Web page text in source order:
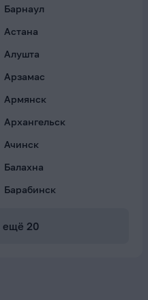
Барнаул
Астана
Алушта
Арзамас
Армянск
Архангельск
Ачинск
Балахна
Барабинск
ещё 20